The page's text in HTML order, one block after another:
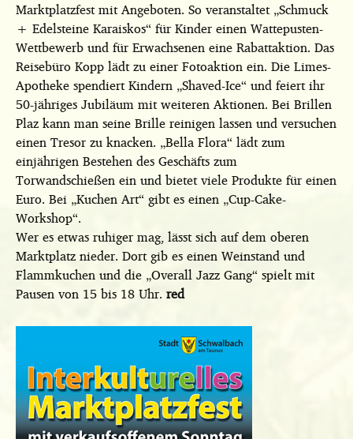
Marktplatzfest mit Angeboten. So veranstaltet „Schmuck
+ Edelsteine Karaiskos“ für Kinder einen Wattepusten-
Wettbewerb und für Erwachsenen eine Rabattaktion. Das
Reisebüro Kopp lädt zu einer Fotoaktion ein. Die Limes-
Apotheke spendiert Kindern „Shaved-Ice“ und feiert ihr
50-jähriges Jubiläum mit weiteren Aktionen. Bei Brillen
Plaz kann man seine Brille reinigen lassen und versuchen
einen Tresor zu knacken. „Bella Flora“ lädt zum
einjährigen Bestehen des Geschäfts zum
Torwandschießen ein und bietet viele Produkte für einen
Euro. Bei „Kuchen Art“ gibt es einen „Cup-Cake-
Workshop“.
Wer es etwas ruhiger mag, lässt sich auf dem oberen
Marktplatz nieder. Dort gib es einen Weinstand und
Flammkuchen und die „Overall Jazz Gang“ spielt mit
Pausen von 15 bis 18 Uhr. red